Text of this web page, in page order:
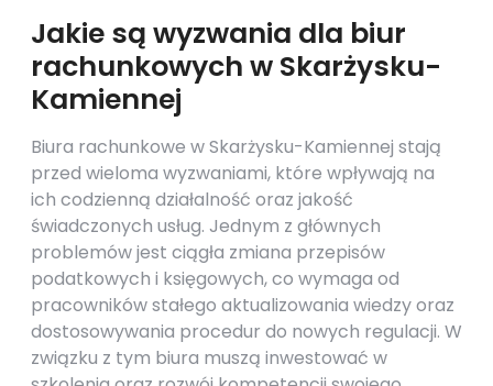
Jakie są wyzwania dla biur
rachunkowych w Skarżysku-
Kamiennej
Biura rachunkowe w Skarżysku-Kamiennej stają
przed wieloma wyzwaniami, które wpływają na
ich codzienną działalność oraz jakość
świadczonych usług. Jednym z głównych
problemów jest ciągła zmiana przepisów
podatkowych i księgowych, co wymaga od
pracowników stałego aktualizowania wiedzy oraz
dostosowywania procedur do nowych regulacji. W
związku z tym biura muszą inwestować w